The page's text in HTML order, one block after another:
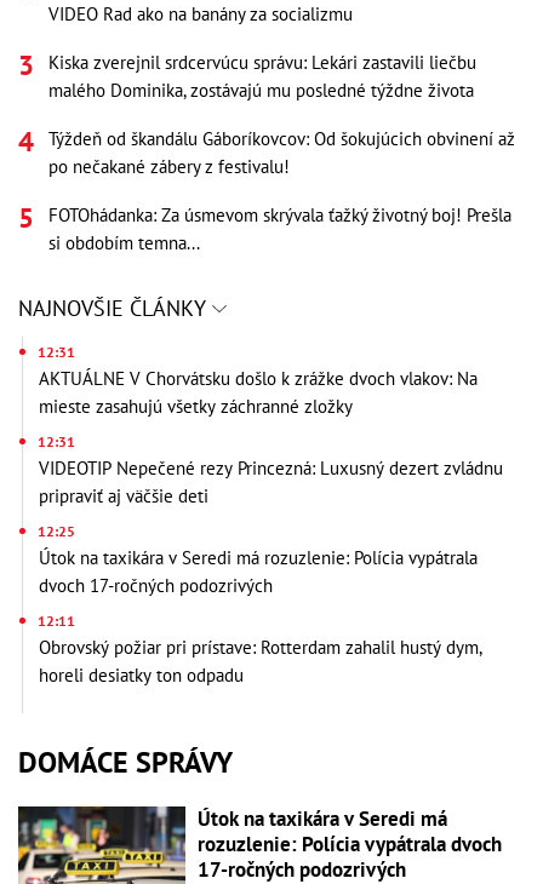
VIDEO Rad ako na banány za socializmu
Kiska zverejnil srdcervúcu správu: Lekári zastavili liečbu
malého Dominika, zostávajú mu posledné týždne života
Týždeň od škandálu Gáboríkovcov: Od šokujúcich obvinení až
po nečakané zábery z festivalu!
FOTOhádanka: Za úsmevom skrývala ťažký životný boj! Prešla
si obdobím temna...
NAJNOVŠIE ČLÁNKY
12:31
AKTUÁLNE V Chorvátsku došlo k zrážke dvoch vlakov: Na
mieste zasahujú všetky záchranné zložky
12:31
VIDEOTIP Nepečené rezy Princezná: Luxusný dezert zvládnu
pripraviť aj väčšie deti
12:25
Útok na taxikára v Seredi má rozuzlenie: Polícia vypátrala
dvoch 17-ročných podozrivých
12:11
Obrovský požiar pri prístave: Rotterdam zahalil hustý dym,
horeli desiatky ton odpadu
DOMÁCE SPRÁVY
Útok na taxikára v Seredi má
rozuzlenie: Polícia vypátrala dvoch
17-ročných podozrivých